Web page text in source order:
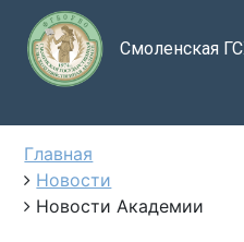
Смоленская
Главная
Новости
Новости Академии